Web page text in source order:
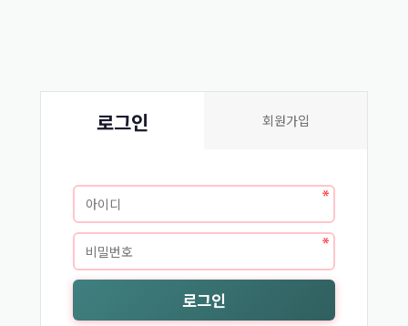
로그인 회원가입
로그인